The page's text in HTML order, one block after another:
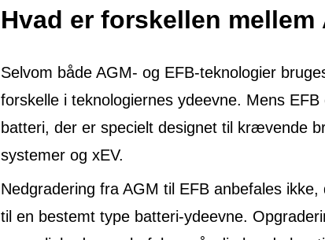
Hvad er forskellen mellem
Selvom både AGM- og EFB-teknologier
forskelle i teknologiernes ydeevne. Mens
batteri, der er specielt designet til krævende
systemer og xEV.
Nedgradering fra AGM til EFB anbefales
til en bestemt type batteri-ydeevne.